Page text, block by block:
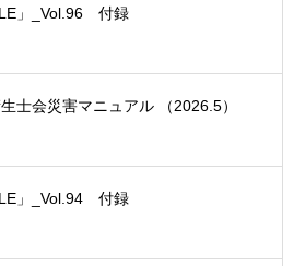
」_Vol.96 付録
士会災害マニュアル （2026.5）
」_Vol.94 付録